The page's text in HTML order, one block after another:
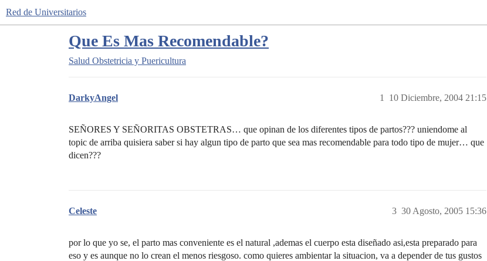
Red de Universitarios
Que Es Mas Recomendable?
Salud Obstetricia y Puericultura
DarkyAngel 10 Diciembre, 2004 21:15
1
SEÑORES Y SEÑORITAS OBSTETRAS… que opinan de los diferentes tipos de partos??? uniendome al
topic de arriba quisiera saber si hay algun tipo de parto que sea mas recomendable para todo tipo de mujer… que
dicen???
Celeste 30 Agosto, 2005 15:36
3
por lo que yo se, el parto mas conveniente es el natural ,ademas el cuerpo esta diseñado asi,esta preparado para
eso y es aunque no lo crean el menos riesgoso. como quieres ambientar la situacion, va a depender de tus gustos